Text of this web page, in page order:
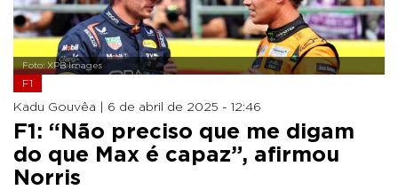
Foto: XPB Images
F1
Kadu Gouvêa | 6 de abril de 2025 - 12:46
F1: “Não preciso que me digam
do que Max é capaz”, afirmou
Norris